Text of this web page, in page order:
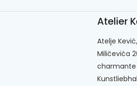
Atelier
Atelje
Miličevića
charmante